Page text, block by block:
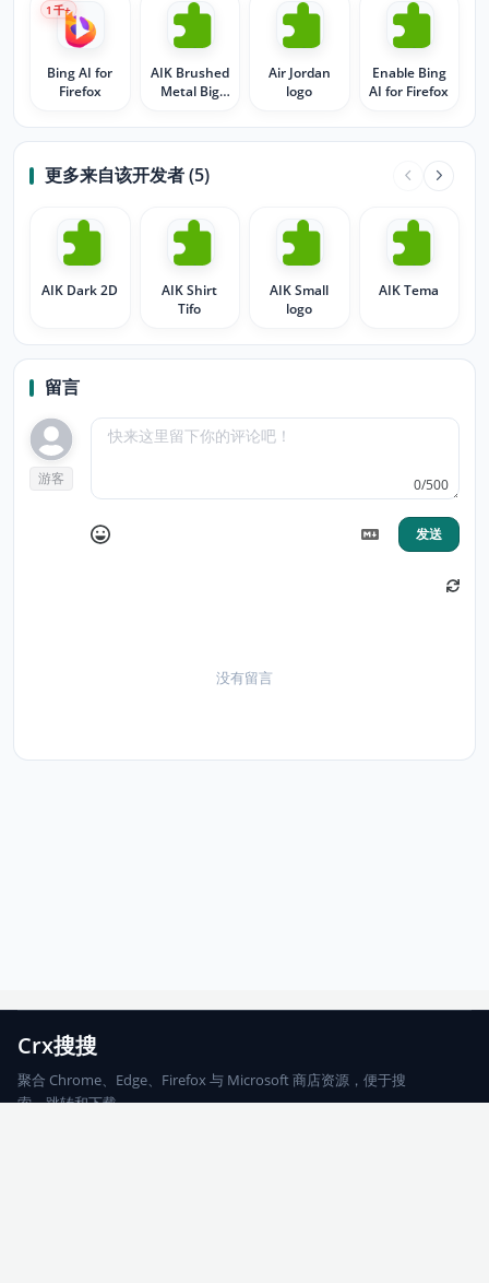
Bing AI for
Firefox
1 千+
AIK Brushed
Metal Big
Air Jordan
logo
Enable Bing
AI for Firefox
更多来自该开发者 (5)
AIK Dark 2D
AIK Shirt
Tifo
AIK Small
logo
AIK Tema
留言
游客 0/500
发送
没有留言
Crx搜搜
聚合 Chrome、Edge、Firefox 与 Microsoft 商店资源，便于搜
索、跳转和下载。